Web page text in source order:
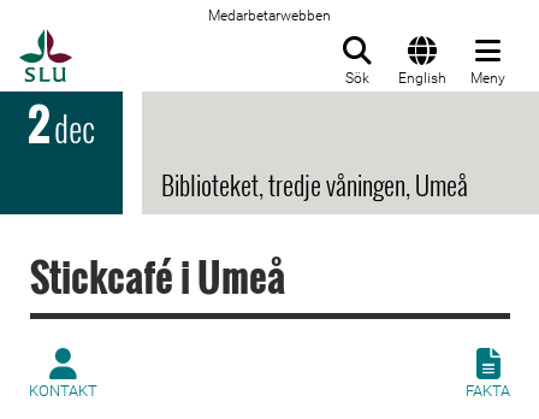
Medarbetarwebben
Sök English Meny
2dec
Biblioteket, tredje våningen, Umeå
Stickcafé i Umeå
KONTAKT FAKTA